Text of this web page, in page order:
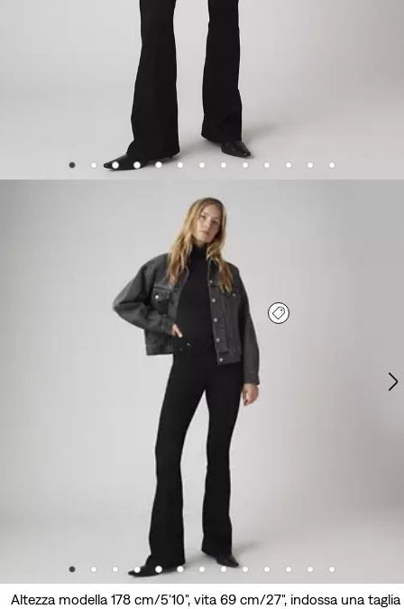
Altezza modella 178 cm/5'10", vita 69 cm/27", indossa una taglia